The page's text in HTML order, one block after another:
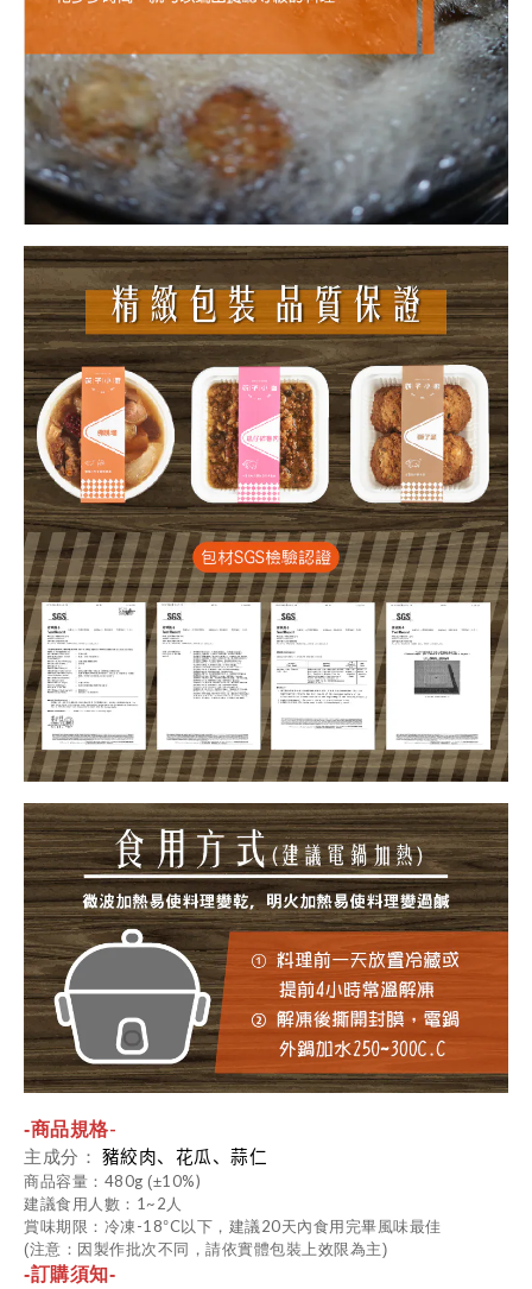
-商品規格-
主成分： 豬絞肉、花瓜、蒜仁
商品容量： 480g (±10%)
建議食用人數： 1~2 人
賞味期限：冷凍 -18°C以下，建議20天內食用完畢風味最佳
(注意：因製作批次不同，請依實體包裝上效限為主)
-訂購須知-